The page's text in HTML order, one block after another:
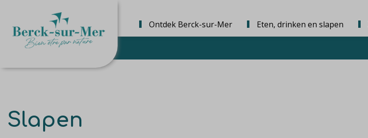
Ontdek Berck-sur-Mer Eten, drinken en slapen
Slapen